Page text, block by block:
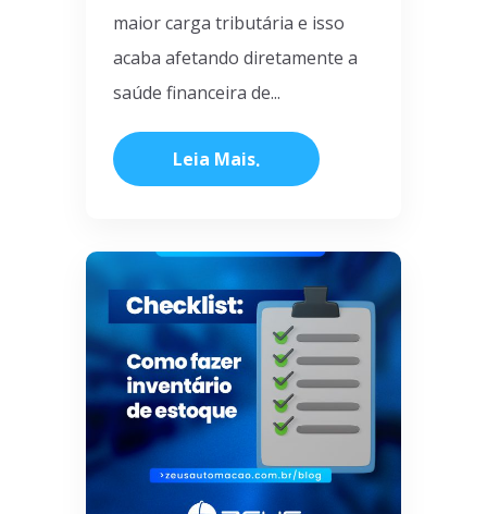
maior carga tributária e isso
acaba afetando diretamente a
saúde financeira de...
Leia Mais